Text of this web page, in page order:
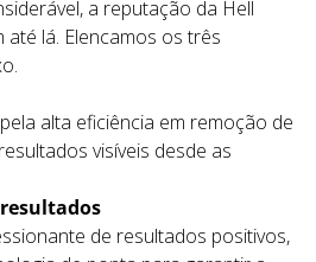
a reputação da Hell
lá. Elencamos os três
alta eficiência em remoção de
visíveis desde as
de resultados positivos,